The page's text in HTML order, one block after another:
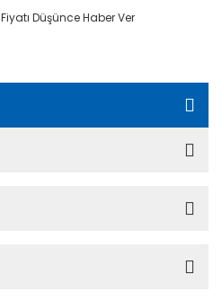
Fiyatı Düşünce Haber Ver